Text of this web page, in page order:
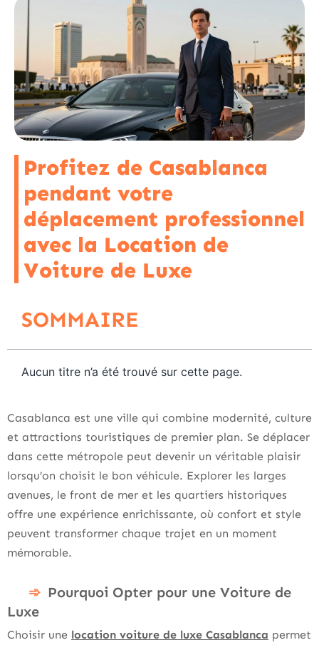
Profitez de Casablanca
pendant votre
déplacement professionnel
avec la Location de
Voiture de Luxe
SOMMAIRE
Aucun titre n’a été trouvé sur cette page.
Casablanca est une ville qui combine modernité, culture
et attractions touristiques de premier plan. Se déplacer
dans cette métropole peut devenir un véritable plaisir
lorsqu’on choisit le bon véhicule. Explorer les larges
avenues, le front de mer et les quartiers historiques
offre une expérience enrichissante, où confort et style
peuvent transformer chaque trajet en un moment
mémorable.
Pourquoi Opter pour une Voiture de
Luxe
Choisir une location voiture de luxe Casablanca permet